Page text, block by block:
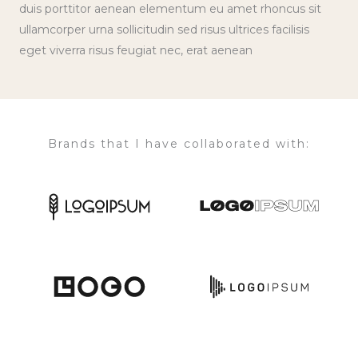
duis porttitor aenean elementum eu amet rhoncus sit
ullamcorper urna sollicitudin sed risus ultrices facilisis
eget viverra risus feugiat nec, erat aenean
Brands that I have collaborated with: